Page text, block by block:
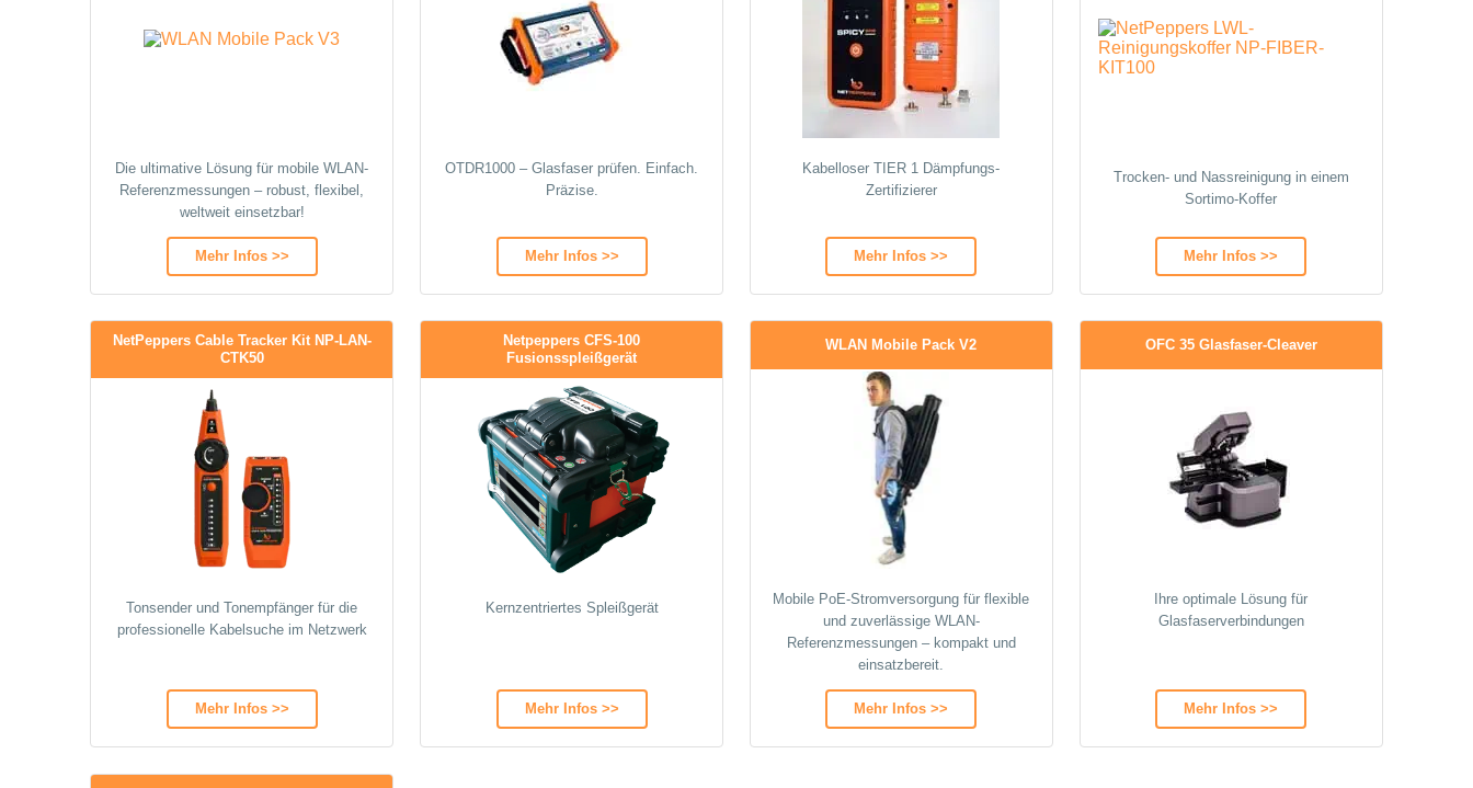
Die ultimative Lösung für mobile WLAN-
Referenzmessungen – robust, flexibel,
weltweit einsetzbar!
Mehr Infos >>
OTDR1000 – Glasfaser prüfen. Einfach.
Präzise.
Mehr Infos >>
Kabelloser TIER 1 Dämpfungs-
Zertifizierer
Mehr Infos >>
Trocken- und Nassreinigung in einem
Sortimo-Koffer
Mehr Infos >>
NetPeppers Cable Tracker Kit NP-LAN-
CTK50
Tonsender und Tonempfänger für die
professionelle Kabelsuche im Netzwerk
Mehr Infos >>
Netpeppers CFS-100
Fusionsspleißgerät
Kernzentriertes Spleißgerät
Mehr Infos >>
WLAN Mobile Pack V2
Mobile PoE-Stromversorgung für flexible
und zuverlässige WLAN-
Referenzmessungen – kompakt und
einsatzbereit.
Mehr Infos >>
OFC 35 Glasfaser-Cleaver
Ihre optimale Lösung für
Glasfaserverbindungen
Mehr Infos >>